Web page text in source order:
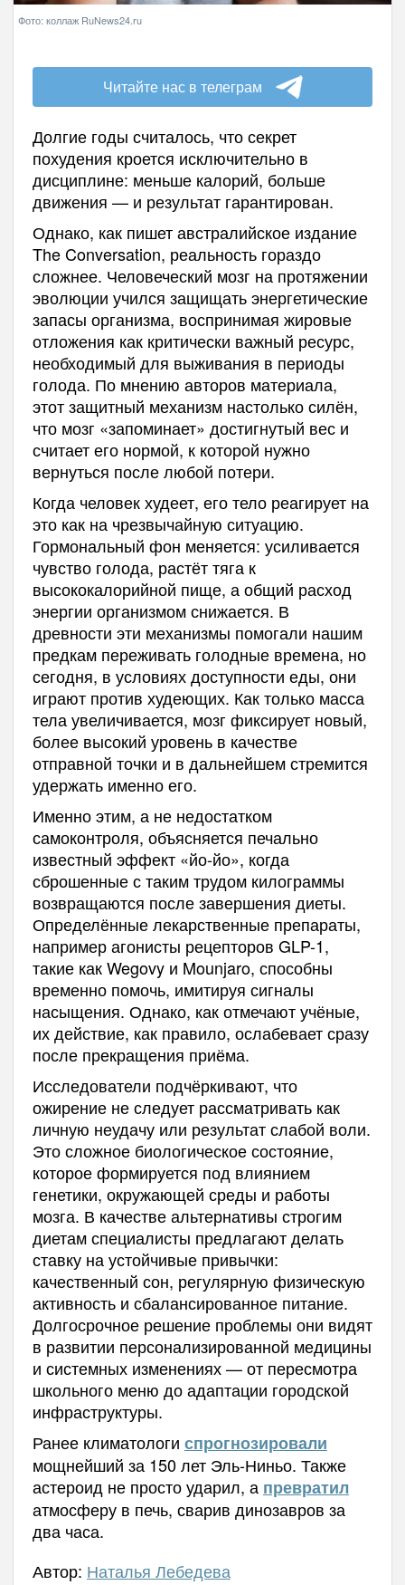
Фото: коллаж RuNews24.ru
Читайте нас в телеграм
Долгие годы считалось, что секрет
похудения кроется исключительно в
дисциплине: меньше калорий, больше
движения — и результат гарантирован.
Однако, как пишет австралийское издание
The Conversation, реальность гораздо
сложнее. Человеческий мозг на протяжении
эволюции учился защищать энергетические
запасы организма, воспринимая жировые
отложения как критически важный ресурс,
необходимый для выживания в периоды
голода. По мнению авторов материала,
этот защитный механизм настолько силён,
что мозг «запоминает» достигнутый вес и
считает его нормой, к которой нужно
вернуться после любой потери.
Когда человек худеет, его тело реагирует на
это как на чрезвычайную ситуацию.
Гормональный фон меняется: усиливается
чувство голода, растёт тяга к
высококалорийной пище, а общий расход
энергии организмом снижается. В
древности эти механизмы помогали нашим
предкам переживать голодные времена, но
сегодня, в условиях доступности еды, они
играют против худеющих. Как только масса
тела увеличивается, мозг фиксирует новый,
более высокий уровень в качестве
отправной точки и в дальнейшем стремится
удержать именно его.
Именно этим, а не недостатком
самоконтроля, объясняется печально
известный эффект «йо-йо», когда
сброшенные с таким трудом килограммы
возвращаются после завершения диеты.
Определённые лекарственные препараты,
например агонисты рецепторов GLP-1,
такие как Wegovy и Mounjaro, способны
временно помочь, имитируя сигналы
насыщения. Однако, как отмечают учёные,
их действие, как правило, ослабевает сразу
после прекращения приёма.
Исследователи подчёркивают, что
ожирение не следует рассматривать как
личную неудачу или результат слабой воли.
Это сложное биологическое состояние,
которое формируется под влиянием
генетики, окружающей среды и работы
мозга. В качестве альтернативы строгим
диетам специалисты предлагают делать
ставку на устойчивые привычки:
качественный сон, регулярную физическую
активность и сбалансированное питание.
Долгосрочное решение проблемы они видят
в развитии персонализированной медицины
и системных изменениях — от пересмотра
школьного меню до адаптации городской
инфраструктуры.
Ранее климатологи спрогнозировали
мощнейший за 150 лет Эль-Ниньо. Также
астероид не просто ударил, а превратил
атмосферу в печь, сварив динозавров за
два часа.
Автор: Наталья Лебедева